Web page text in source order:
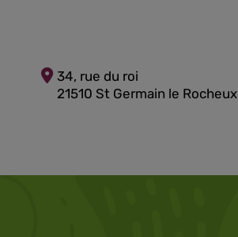
34, rue du roi
21510 St Germain le Rocheux